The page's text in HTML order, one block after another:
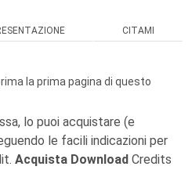
CITAMI
la prima pagina di questo
lo puoi acquistare (e
le facili indicazioni per
Acquista Download Credits